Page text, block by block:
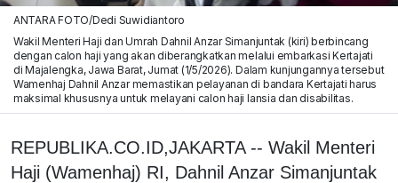
ANTARA FOTO/Dedi Suwidiantoro
Wakil Menteri Haji dan Umrah Dahnil Anzar Simanjuntak (kiri) berbincang
dengan calon haji yang akan diberangkatkan melalui embarkasi Kertajati
di Majalengka, Jawa Barat, Jumat (1/5/2026). Dalam kunjungannya tersebut
Wamenhaj Dahnil Anzar memastikan pelayanan di bandara Kertajati harus
maksimal khususnya untuk melayani calon haji lansia dan disabilitas.
REPUBLIKA.CO.ID,JAKARTA -- Wakil Menteri
Haji (Wamenhaj) RI, Dahnil Anzar Simanjuntak